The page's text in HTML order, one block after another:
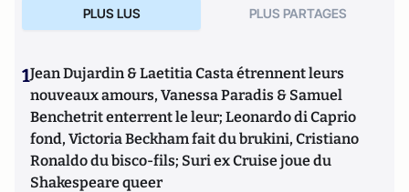
PLUS LUS PLUS PARTAGES
1Jean Dujardin & Laetitia Casta étrennent leurs
nouveaux amours, Vanessa Paradis & Samuel
Benchetrit enterrent le leur; Leonardo di Caprio
fond, Victoria Beckham fait du brukini, Cristiano
Ronaldo du bisco-fils; Suri ex Cruise joue du
Shakespeare queer